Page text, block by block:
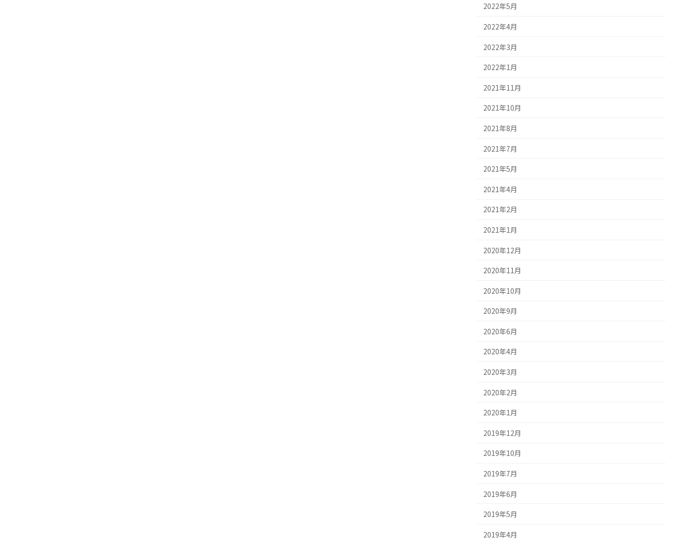
2022年5月
2022年4月
2022年3月
2022年1月
2021年11月
2021年10月
2021年8月
2021年7月
2021年5月
2021年4月
2021年2月
2021年1月
2020年12月
2020年11月
2020年10月
2020年9月
2020年6月
2020年4月
2020年3月
2020年2月
2020年1月
2019年12月
2019年10月
2019年7月
2019年6月
2019年5月
2019年4月